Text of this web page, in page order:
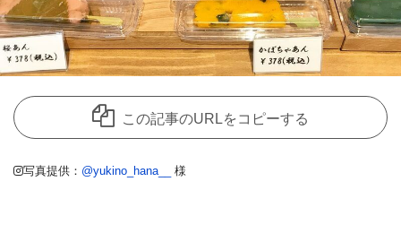
この記事のURLをコピーする
写真提供： @yukino_hana__ 様